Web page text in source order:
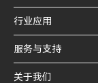
行业应用
服务与支持
关于我们